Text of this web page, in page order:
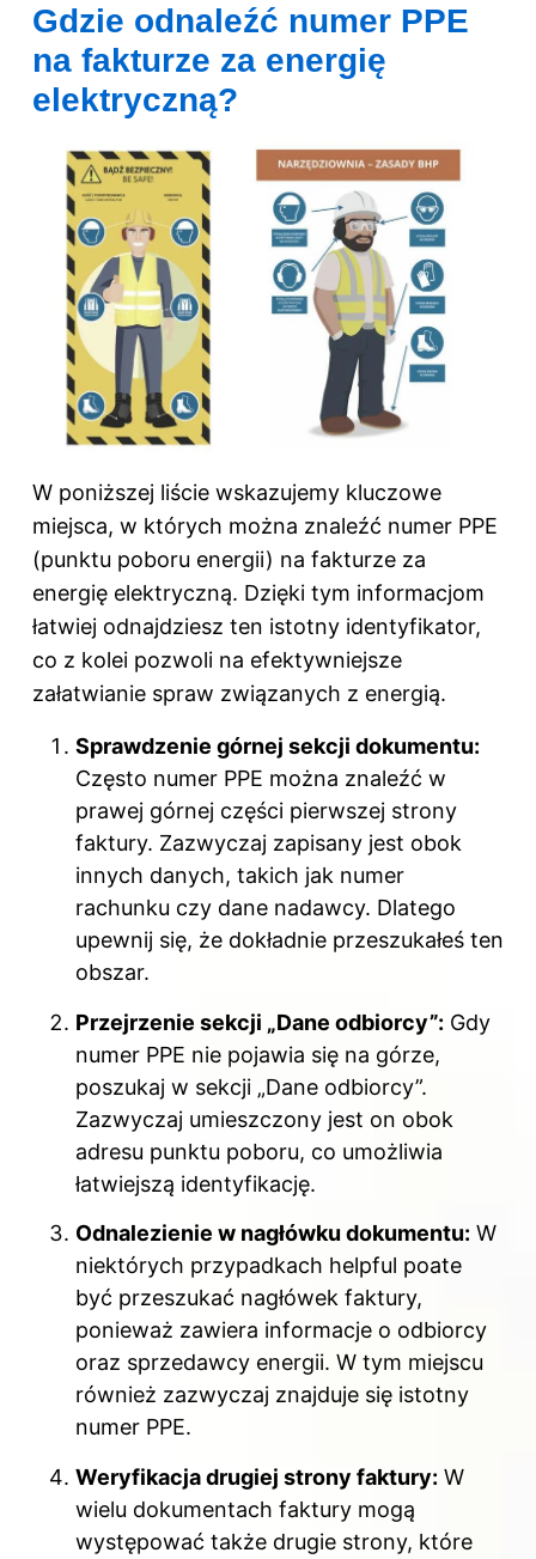
Gdzie odnaleźć numer PPE
na fakturze za energię
elektryczną?
W poniższej liście wskazujemy kluczowe
miejsca, w których można znaleźć numer PPE
(punktu poboru energii) na fakturze za
energię elektryczną. Dzięki tym informacjom
łatwiej odnajdziesz ten istotny identyfikator,
co z kolei pozwoli na efektywniejsze
załatwianie spraw związanych z energią.
Sprawdzenie górnej sekcji dokumentu:
Często numer PPE można znaleźć w
prawej górnej części pierwszej strony
faktury. Zazwyczaj zapisany jest obok
innych danych, takich jak numer
rachunku czy dane nadawcy. Dlatego
upewnij się, że dokładnie przeszukałeś ten
obszar.
Przejrzenie sekcji „Dane odbiorcy”: Gdy
numer PPE nie pojawia się na górze,
poszukaj w sekcji „Dane odbiorcy”.
Zazwyczaj umieszczony jest on obok
adresu punktu poboru, co umożliwia
łatwiejszą identyfikację.
Odnalezienie w nagłówku dokumentu: W
niektórych przypadkach helpful poate
być przeszukać nagłówek faktury,
ponieważ zawiera informacje o odbiorcy
oraz sprzedawcy energii. W tym miejscu
również zazwyczaj znajduje się istotny
numer PPE.
Weryfikacja drugiej strony faktury: W
wielu dokumentach faktury mogą
występować także drugie strony, które